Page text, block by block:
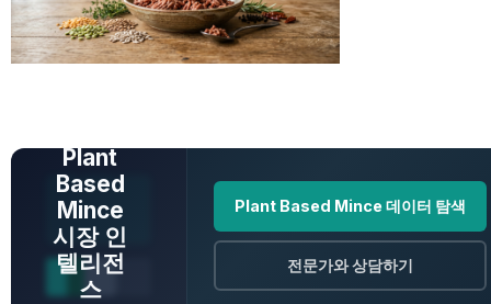
Plant
Based
Mince
시장 인
텔리전
스
Plant Based Mince 데이터 탐색
전문가와 상담하기